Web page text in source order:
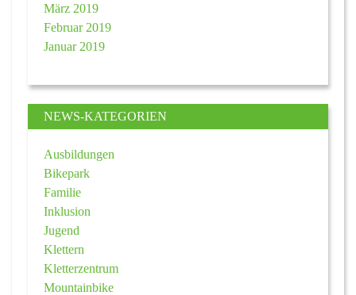
März 2019
Februar 2019
Januar 2019
NEWS-KATEGORIEN
Ausbildungen
Bikepark
Familie
Inklusion
Jugend
Klettern
Kletterzentrum
Mountainbike